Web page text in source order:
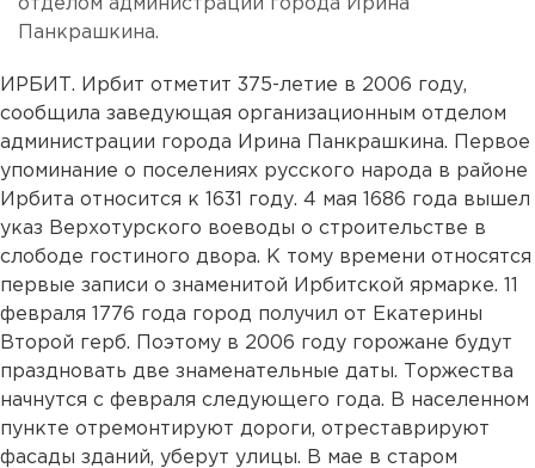
отделом администрации города Ирина
Панкрашкина.
ИРБИТ. Ирбит отметит 375-летие в 2006 году,
сообщила заведующая организационным отделом
администрации города Ирина Панкрашкина. Первое
упоминание о поселениях русского народа в районе
Ирбита относится к 1631 году. 4 мая 1686 года вышел
указ Верхотурского воеводы о строительстве в
слободе гостиного двора. К тому времени относятся
первые записи о знаменитой Ирбитской ярмарке. 11
февраля 1776 года город получил от Екатерины
Второй герб. Поэтому в 2006 году горожане будут
праздновать две знаменательные даты. Торжества
начнутся с февраля следующего года. В населенном
пункте отремонтируют дороги, отреставрируют
фасады зданий, уберут улицы. В мае в старом